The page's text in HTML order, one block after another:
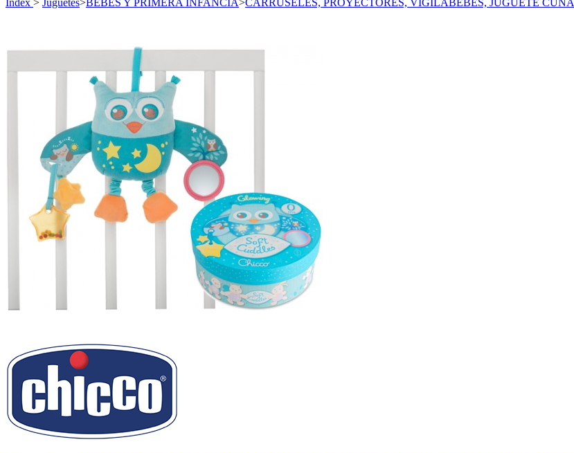
Index > Juguetes>BEBÉS Y PRIMERA INFANCIA>CARRUSELES, PROYECTORES, VIGILABEBÉS, JUGUETE CUNA